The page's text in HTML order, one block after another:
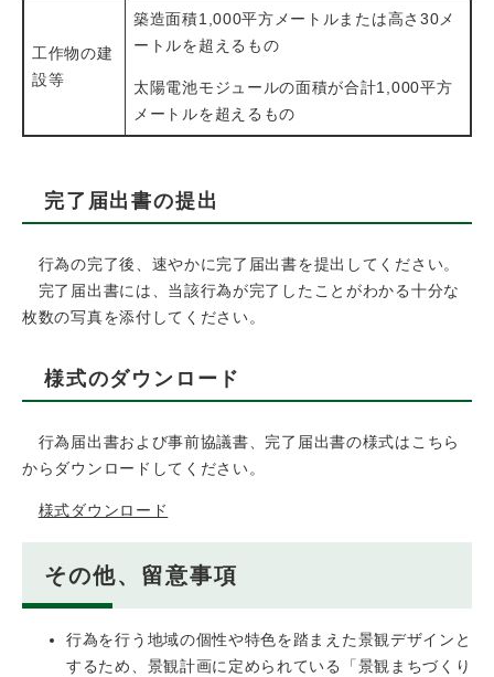
工作物の建
設等
築造面積1,000平方メートルまたは高さ30メ
ートルを超えるもの
太陽電池モジュールの面積が合計1,000平方
メートルを超えるもの
完了届出書の提出
行為の完了後、速やかに完了届出書を提出してください。
完了届出書には、当該行為が完了したことがわかる十分な
枚数の写真を添付してください。
様式のダウンロード
行為届出書および事前協議書、完了届出書の様式はこちら
からダウンロードしてください。
様式ダウンロード
その他、留意事項
行為を行う地域の個性や特色を踏まえた景観デザインと
するため、景観計画に定められている「景観まちづくり